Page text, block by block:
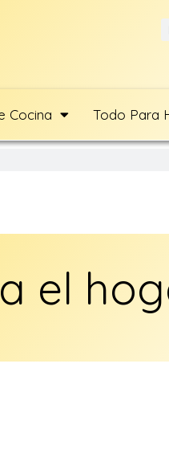
Cocina Todo Para
el